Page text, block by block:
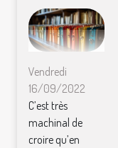
Vendredi
16/09/2022
C’est très
machinal de
croire qu’en